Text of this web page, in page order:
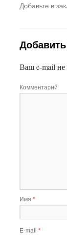
Добавьте в
Ваш e-mail не
Комментарий
Имя *
E-mail *